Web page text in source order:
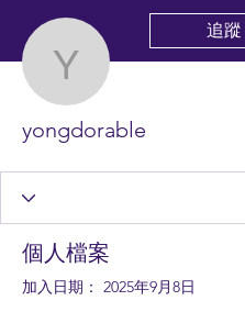
追蹤
yongdorable
個人檔案
加入日期： 2025年9月8日